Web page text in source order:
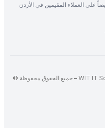
على العملاء المقيمين في الأردن
هذا الموقع تملكه وتديره شركة WIT IT Solutions Ltd – جميع الحقوق محفوظة ©